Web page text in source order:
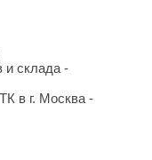
и склада -
в г. Москва -